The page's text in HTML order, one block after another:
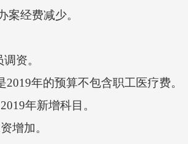
经费减少。
资。
年的预算不包含职工医疗费。
年新增科目。
增加。